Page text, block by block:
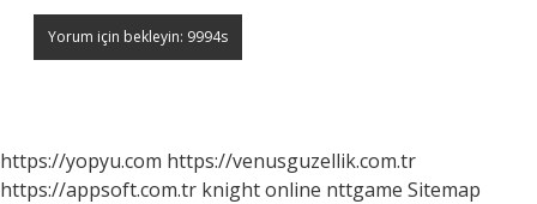
https://yopyu.com https://venusguzellik.com.tr
https://appsoft.com.tr knight online nttgame Sitemap